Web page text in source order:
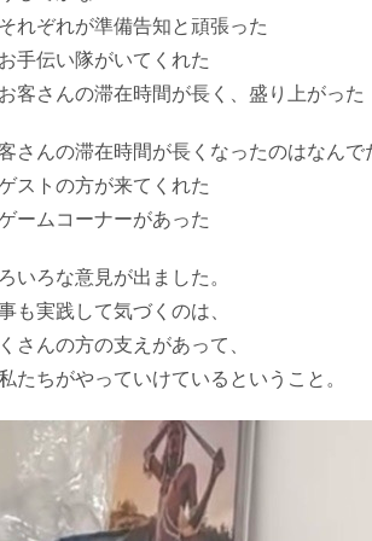
それぞれが準備告知と頑張った
お手伝い隊がいてくれた
お客さんの滞在時間が長く、盛り上がった
さんの滞在時間が長くなったのはなんで
ゲストの方が来てくれた
ゲームコーナーがあった
いろな意見が出ました。
も実践して気づくのは、
さんの方の支えがあって、
たちがやっていけているということ。